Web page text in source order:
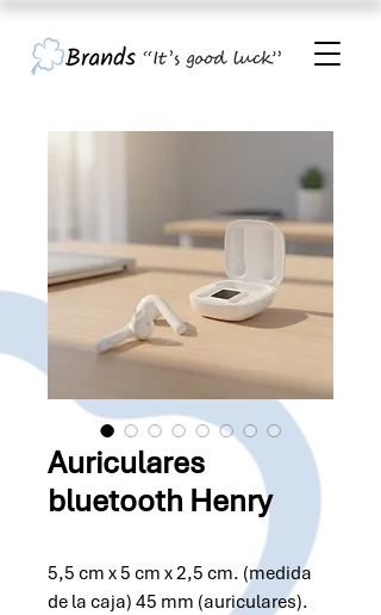
Auriculares
bluetooth Henry
5,5 cm x 5 cm x 2,5 cm. (medida
de la caja) 45 mm (auriculares).